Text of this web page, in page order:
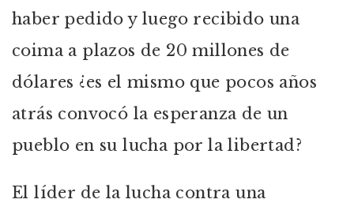
haber pedido y luego recibido una
coima a plazos de 20 millones de
dólares ¿es el mismo que pocos años
atrás convocó la esperanza de un
pueblo en su lucha por la libertad?
El líder de la lucha contra una